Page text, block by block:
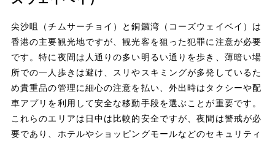
尖沙咀（チムサーチョイ）と銅鑼湾（コーズウェイベイ）は
香港の主要観光地ですが、観光客を狙った犯罪に注意が必要
です。特に夜間は人通りの多い明るい通りを歩き、薄暗い場
所での一人歩きは避け、スリやスキミングが多発しているた
め貴重品の管理に細心の注意を払い、外出時はタクシーや配
車アプリを利用して安全な移動手段を選ぶことが重要です。
これらのエリアは日中は比較的安全ですが、夜間は警戒が必
要であり、ホテルやショッピングモールなどのセキュリティ